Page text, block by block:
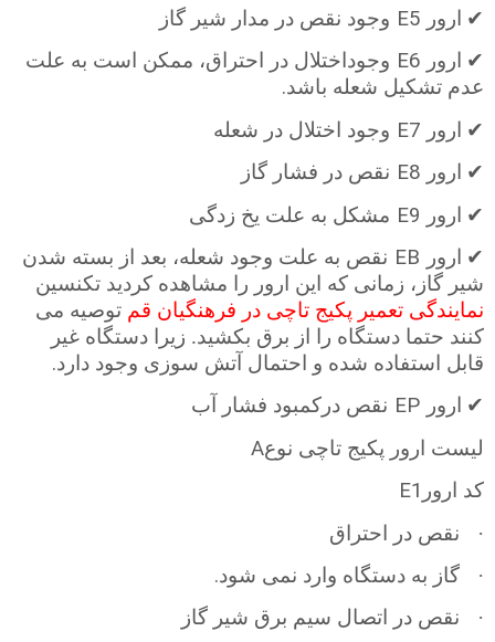
✔ ارور E5 وجود نقص در مدار شیر گاز
✔ ارور E6 وجوداختلال در احتراق، ممکن است به علت
عدم تشکیل شعله باشد.
✔ ارور E7 وجود اختلال در شعله
✔ ارور E8 نقص در فشار گاز
✔ ارور E9 مشکل به علت یخ زدگی
✔ ارور EB نقص به علت وجود شعله، بعد از بسته شدن
شیر گاز، زمانی که این ارور را مشاهده کردید تکنسین
نمایندگی تعمیر پکیج تاچی در فرهنگیان قم توصیه می
کنند حتما دستگاه را از برق بکشید. زیرا دستگاه غیر
قابل استفاده شده و احتمال آتش سوزی وجود دارد.
✔ ارور EP نقص درکمبود فشار آب
لیست ارور پکیج تاچی نوعA
کد ارور E1
·
نقص در احتراق
·
گاز به دستگاه وارد نمی شود.
· نقص در اتصال سیم برق شیر گاز